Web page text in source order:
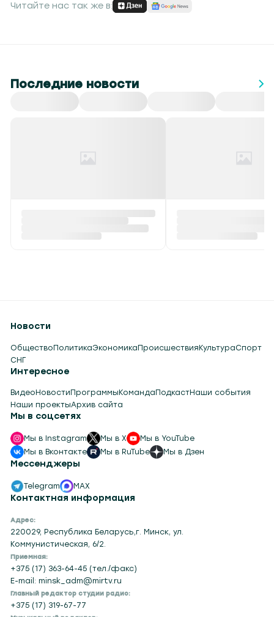
Читайте нас так же в:
Последние новости
Культура Происшествия
опасности и до +40 °С
ожидается в Беларуси 6
углеводородные
Контактная информация
Адрес:
220029, Республика Беларусь,г. Минск, ул.
Коммунистическая, 6/2.
Приемная:
+375 (17) 363-64-45 (тел./факс)
E-mail: minsk_adm@mirtv.ru
Главный редактор студии радио:
+375 (17) 319-67-77
Новости
Общество Происшествия Культура
Спорт
Интересное
Видео Программы Команда Подкаст
Наши проекты
Архив сайта
Мы в соцсетях
Мы в Instagram
Мы в YouTube
Мы в Дзен
Мессенджеры
Telegram